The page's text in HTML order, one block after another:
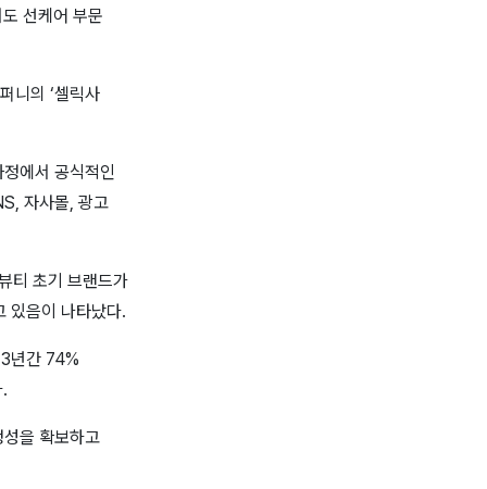
선케어 부문
니의 ‘셀릭사
에서 공식적인
자사몰, 광고
티 초기 브랜드가
있음이 나타났다.
년간 74%
을 확보하고